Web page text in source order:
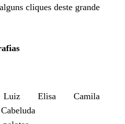
cliques deste grande
Luiz Elisa
Camila